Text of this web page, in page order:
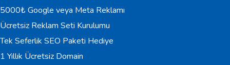
5000₺ Google veya Meta Reklamı
Ücretsiz Reklam Seti Kurulumu
Tek Seferlik SEO Paketi Hediye
1 Yıllık Ücretsiz Domain